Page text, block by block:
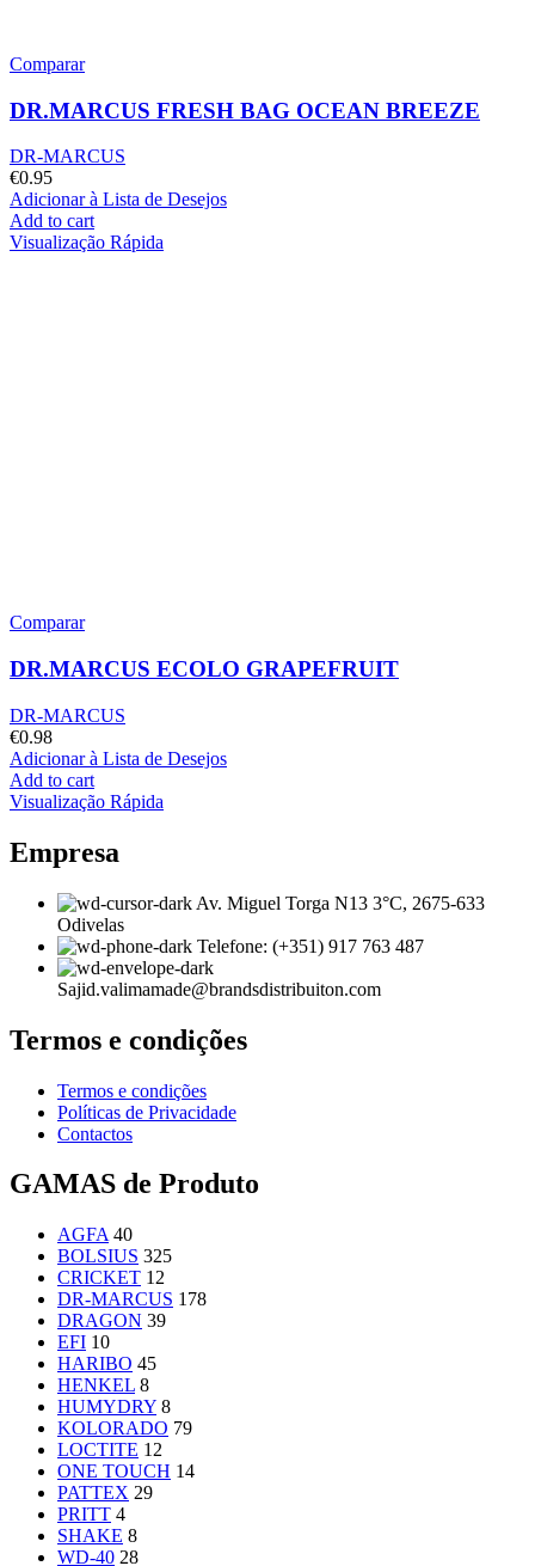
Comparar
DR.MARCUS FRESH BAG OCEAN BREEZE
DR-MARCUS
€0.95
Adicionar à Lista de Desejos
Add to cart
Visualização Rápida
Comparar
DR.MARCUS ECOLO GRAPEFRUIT
DR-MARCUS
€0.98
Adicionar à Lista de Desejos
Add to cart
Visualização Rápida
Empresa
Av. Miguel Torga N13 3°C, 2675-633
Odivelas
Telefone: (+351) 917 763 487
Sajid.valimamade@brandsdistribuiton.com
Termos e condições
Termos e condições
Políticas de Privacidade
Contactos
GAMAS de Produto
AGFA 40
BOLSIUS 325
CRICKET 12
DR-MARCUS 178
DRAGON 39
EFI 10
HARIBO 45
HENKEL 8
HUMYDRY 8
KOLORADO 79
LOCTITE 12
ONE TOUCH 14
PATTEX 29
PRITT 4
SHAKE 8
WD-40 28